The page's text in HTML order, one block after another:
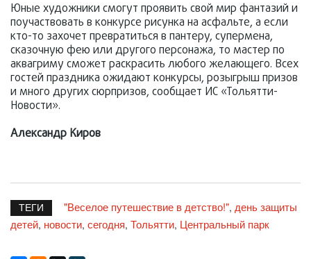
Юные художники смогут проявить свой мир фантазий и
поучаствовать в конкурсе рисунка на асфальте, а если
кто-то захочет превратиться в пантеру, супермена,
сказочную фею или другого персонажа, то мастер по
аквагриму сможет раскрасить любого желающего. Всех
гостей праздника ожидают конкурсы, розыгрыш призов
и много других сюрпризов, сообщает ИС «Тольятти-
Новости».
Александр Киров
ТЕГИ "Веселое путешествие в детство!", день защиты
детей, новости, сегодня, Тольятти, Центральный парк